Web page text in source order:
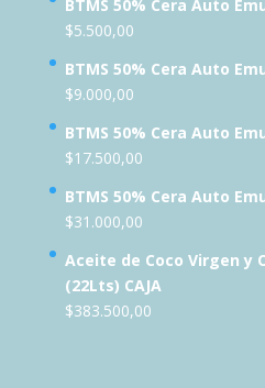
BTMS 50% Cera Auto
$5.500,00
BTMS 50% Cera Auto
$9.000,00
BTMS 50% Cera Auto
$17.500,00
BTMS 50% Cera Auto
$31.000,00
Aceite de Coco Virgen y
(22Lts) CAJA
$383.500,00